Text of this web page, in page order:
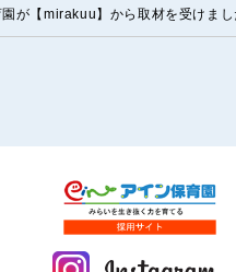
が【mirakuu】から取材を受けまし